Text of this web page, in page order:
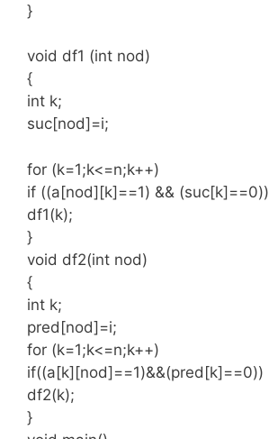
}
void df1 (int nod)
{
int k;
suc[nod]=i;
for (k=1;k<=n;k++)
if ((a[nod][k]==1) && (suc[k]==0))
df1(k);
}
void df2(int nod)
{
int k;
pred[nod]=i;
for (k=1;k<=n;k++)
if((a[k][nod]==1)&&(pred[k]==0))
df2(k);
}